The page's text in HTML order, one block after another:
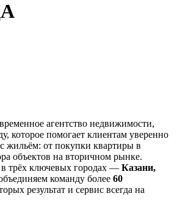
агентство недвижимости,
которое помогает клиентам уверенно
жильём: от покупки квартиры в
объектов на вторичном рынке.
трёх ключевых городах — Казани,
команду более 60
результат и сервис всегда на